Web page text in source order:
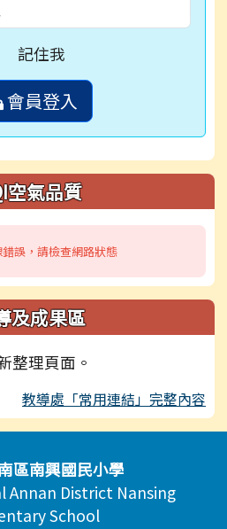
記住我
會員登入
空氣品質
誤，請檢查網路狀態
及成果區
整理頁面。
教導處「常用連結」完整內容
區南興國民小學
Annan District Nansing
School